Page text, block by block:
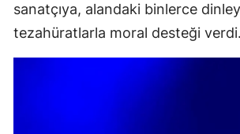
sanatçıya, alandaki binlerce
tezahüratlarla moral desteği verdi.